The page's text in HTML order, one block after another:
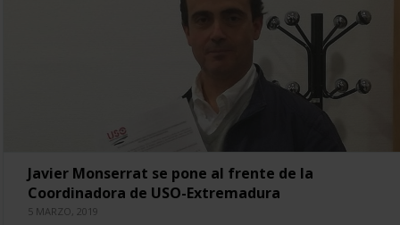
Javier Monserrat se pone al frente de la
Coordinadora de USO-Extremadura
5 MARZO, 2019